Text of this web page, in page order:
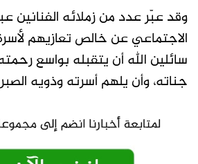
وقد عبّر عدد من زملائه الفنانين
الاجتماعي عن خالص تعازيهم
سائلين الله أن يتقبله بواسع
جناته، وأن يلهم أسرته وذويه